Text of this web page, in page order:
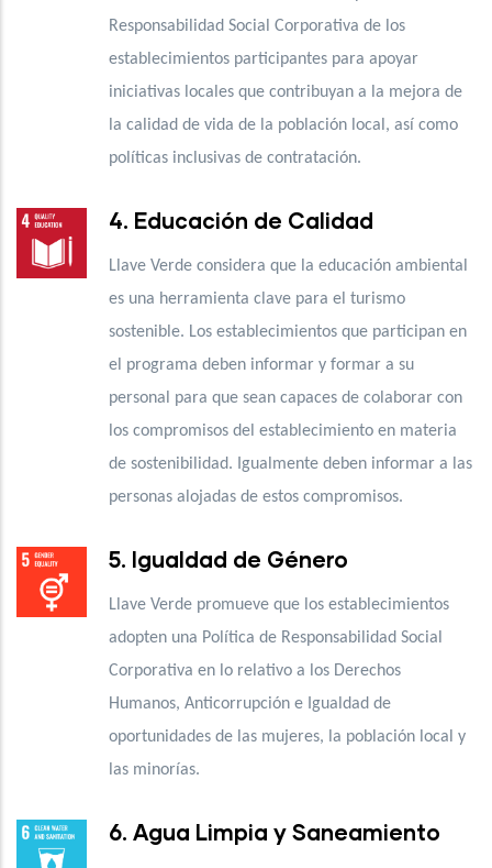
Responsabilidad Social Corporativa de los
establecimientos participantes para apoyar
iniciativas locales que contribuyan a la mejora de
la calidad de vida de la población local, así como
políticas inclusivas de contratación.
4. Educación de Calidad
Llave Verde considera que la educación ambiental
es una herramienta clave para el turismo
sostenible. Los establecimientos que participan en
el programa deben informar y formar a su
personal para que sean capaces de colaborar con
los compromisos del establecimiento en materia
de sostenibilidad. Igualmente deben informar a las
personas alojadas de estos compromisos.
5. Igualdad de Género
Llave Verde promueve que los establecimientos
adopten una Política de Responsabilidad Social
Corporativa en lo relativo a los Derechos
Humanos, Anticorrupción e Igualdad de
oportunidades de las mujeres, la población local y
las minorías.
6. Agua Limpia y Saneamiento